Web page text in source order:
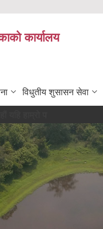
कार्यालय
विधुतीय शुसासन सेवा